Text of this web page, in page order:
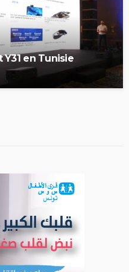
en Tunisie